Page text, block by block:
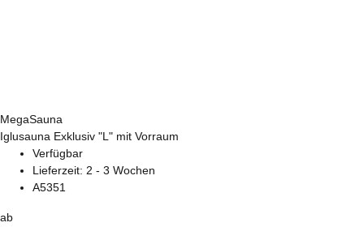
MegaSauna
Iglusauna Exklusiv "L" mit Vorraum
Verfügbar
Lieferzeit: 2 - 3 Wochen
A5351
ab